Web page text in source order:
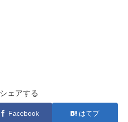
シェアする
Facebook はてブ